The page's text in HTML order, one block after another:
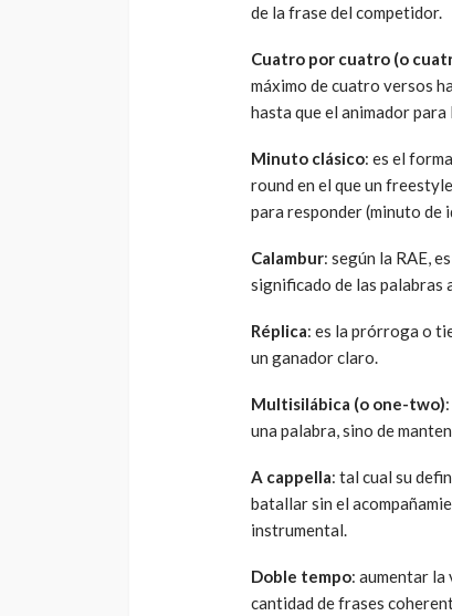
de la frase del competidor.
Cuatro por cuatro (o
máximo de cuatro versos
hasta que el animador
Minuto clásico: es el
round en el que un
para responder (minuto de
Calambur: según la RAE,
significado de las palabras
Réplica: es la prórroga o
un ganador claro.
Multisilábica (o one-two)
una palabra, sino de
A cappella: tal cual su
batallar sin el
instrumental.
Doble tempo: aumentar
cantidad de frases